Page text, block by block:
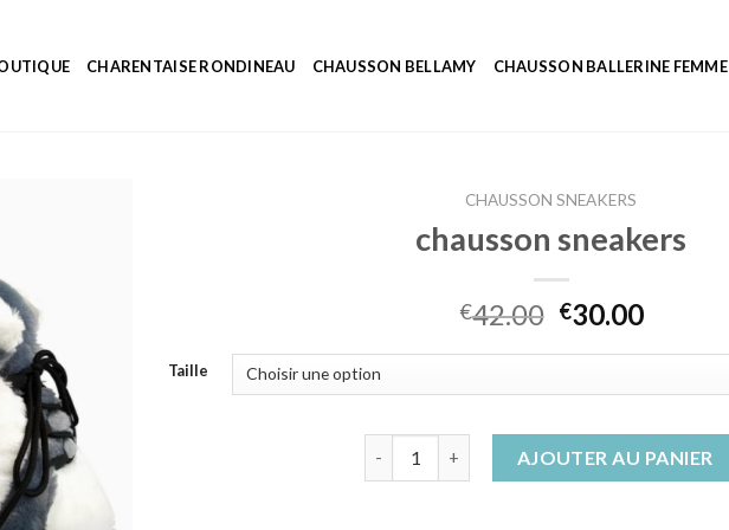
CHARENTAISE RONDINEAU CHAUSSON BELLAMY CHAUSSON BALLERINE FEMME
CHAUSSON SNEAKERS
chausson sneakers
€42.00 €30.00
Taille
AJOUTER AU PANIER